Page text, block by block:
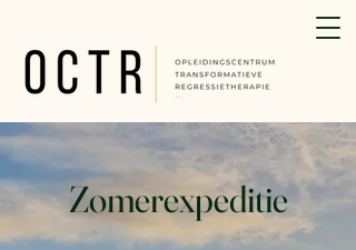
Zomerexpeditie